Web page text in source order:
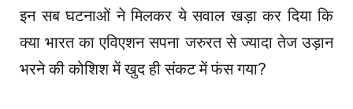
इन सब घटनाओं ने मिलकर ये सवाल खड़ा कर दिया कि
क्या भारत का एविएशन सपना जरुरत से ज्यादा तेज उड़ान
भरने की कोशिश में खुद ही संकट में फंस गया?